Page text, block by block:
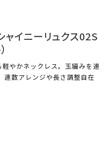
ャイニーリュクス02S
やかネックレス。玉編みを連
連数アレンジや長さ調整自在